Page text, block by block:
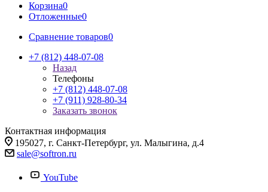
Корзина0
Отложенные0
Сравнение товаров0
+7 (812) 448-07-08
Назад
Телефоны
+7 (812) 448-07-08
+7 (911) 928-80-34
Заказать звонок
Контактная информация
195027, г. Санкт-Петербург, ул. Малыгина, д.4
sale@softron.ru
YouTube